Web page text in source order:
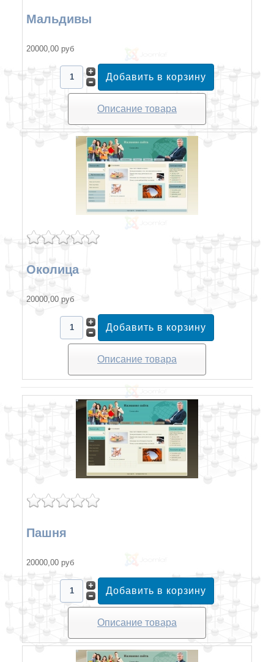
Мальдивы
20000,00 руб
Описание товара
Околица
20000,00 руб
Описание товара
Пашня
20000,00 руб
Описание товара